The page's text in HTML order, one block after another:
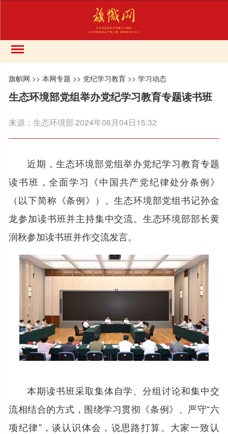
旗帜网 >>本网专题 >> 党纪学习教育 >>学习动态
生态环境部党组举办党纪学习教育专题读书班
来源：生态环境部2024年06月04日15:32
近期，生态环境部党组举办党纪学习教育专题
读书班，全面学习《中国共产党纪律处分条例》
（以下简称《条例》）。生态环境部党组书记孙金
龙参加读书班并主持集中交流。生态环境部部长黄
润秋参加读书班并作交流发言。
本期读书班采取集体自学、分组讨论和集中交
流相结合的方式，围绕学习贯彻《条例》、严守“六
项纪律”，谈认识体会，说思路打算。大家一致认